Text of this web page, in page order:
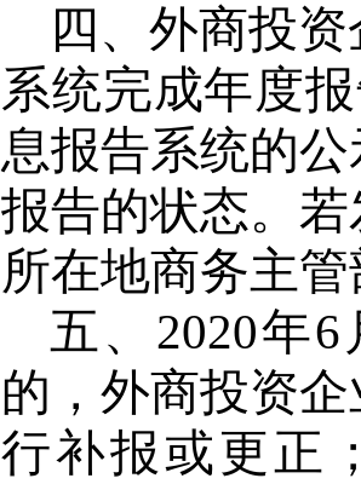
四、外商投
系统完成年度
息报告系统的
报告的状态。
所在地商务主
五、 2020年6
的，外商投资
行补报或更正